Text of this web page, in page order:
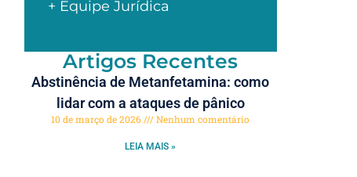
+ Equipe Jurídica
Artigos Recentes
Abstinência de Metanfetamina: como
lidar com a ataques de pânico
10 de março de 2026 Nenhum comentário
LEIA MAIS »